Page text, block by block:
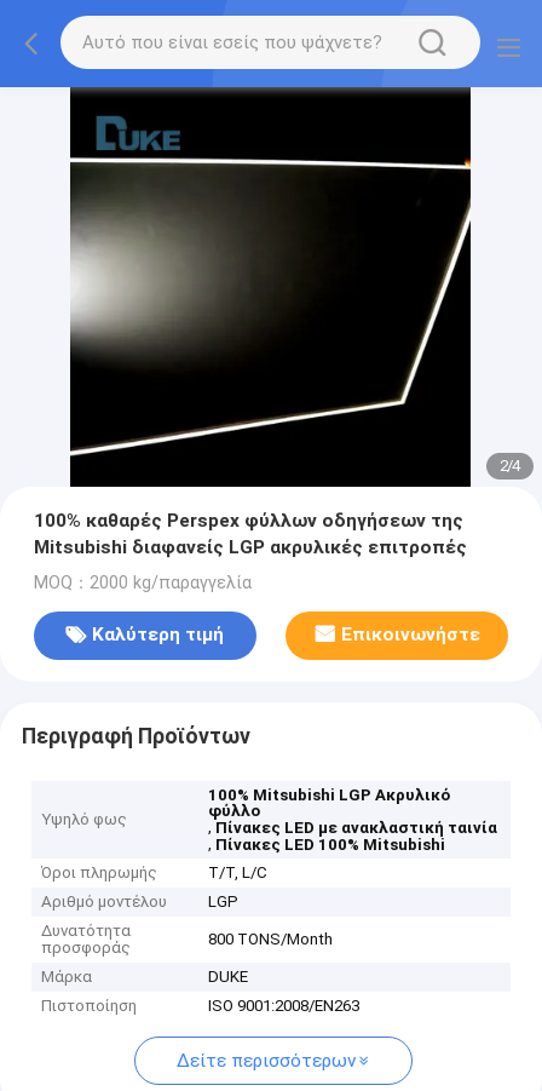
2/4
100% καθαρές Perspex φύλλων οδηγήσεων της
Mitsubishi διαφανείς LGP ακρυλικές επιτροπές
MOQ：2000 kg/παραγγελία
Καλύτερη τιμή Επικοινωνήστε
Περιγραφή Προϊόντων
Υψηλό φως
100% Mitsubishi LGP Ακρυλικό
φύλλο
, Πίνακες LED με ανακλαστική ταινία
, Πίνακες LED 100% Mitsubishi
Όροι πληρωμής
T/T, L/C
Αριθμό μοντέλου
LGP
Δυνατότητα
προσφοράς
800 TONS/Month
Μάρκα
DUKE
Πιστοποίηση
ISO 9001:2008/EN263
Δείτε περισσότερων